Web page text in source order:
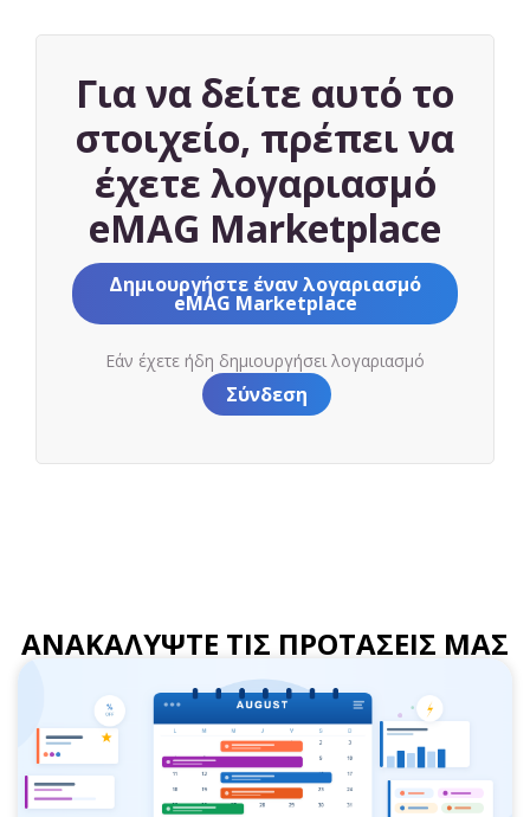
Για να δείτε αυτό το
στοιχείο, πρέπει να
έχετε λογαριασμό
eMAG Marketplace
Δημιουργήστε έναν λογαριασμό
eMAG Marketplace
Εάν έχετε ήδη δημιουργήσει λογαριασμό
Σύνδεση
ΑΝΑΚΑΛΥΨΤΕ ΤΙΣ ΠΡΟΤΑΣΕΙΣ ΜΑΣ